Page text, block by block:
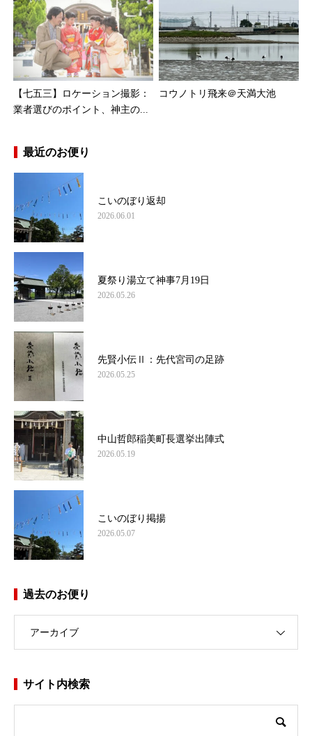
【七五三】ロケーション撮影：
業者選びのポイント、神主の...
コウノトリ飛来＠天満大池
最近のお便り
こいのぼり返却
2026.06.01
夏祭り湯立て神事7月19日
2026.05.26
先賢小伝Ⅱ：先代宮司の足跡
2026.05.25
中山哲郎稲美町長選挙出陣式
2026.05.19
こいのぼり掲揚
2026.05.07
過去のお便り
アーカイブ
サイト内検索